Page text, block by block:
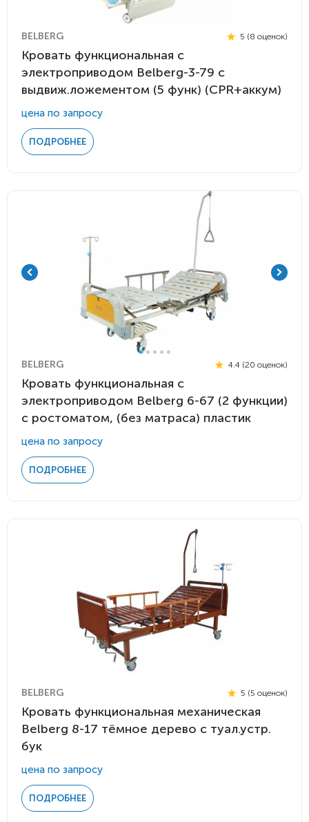
BELBERG 5 (8 оценок)
Кровать функциональная с
электроприводом Belberg-3-79 с
выдвиж.ложементом (5 функ) (CPR+аккум)
цена по запросу
ПОДРОБНЕЕ
BELBERG 4.4 (20 оценок)
Кровать функциональная с
электроприводом Belberg 6-67 (2 функции)
с ростоматом, (без матраса) пластик
цена по запросу
ПОДРОБНЕЕ
BELBERG 5 (5 оценок)
Кровать функциональная механическая
Belberg 8-17 тёмное дерево с туал.устр.
бук
цена по запросу
ПОДРОБНЕЕ